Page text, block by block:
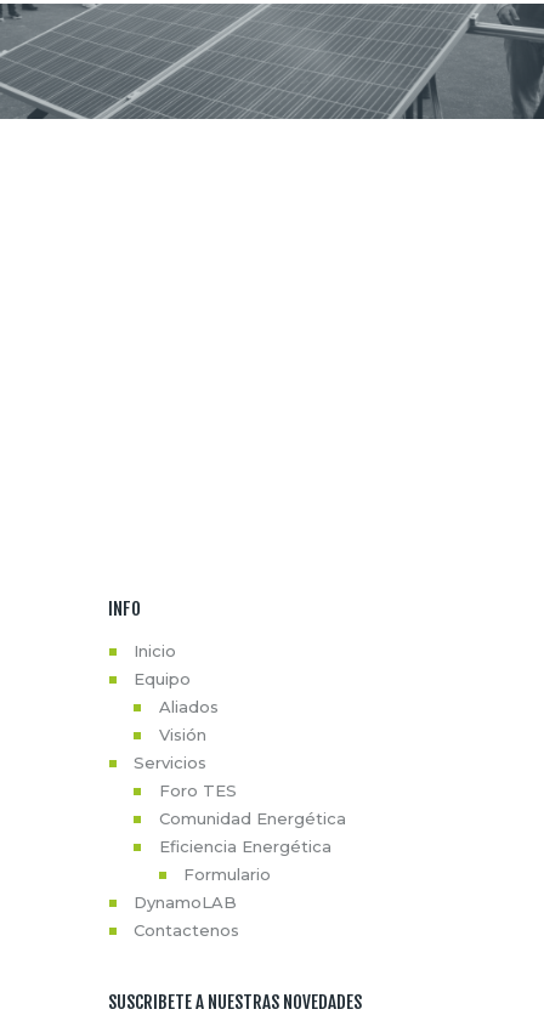
INFO
Inicio
Equipo
Aliados
Visión
Servicios
Foro TES
Comunidad Energética
Eficiencia Energética
Formulario
DynamoLAB
Contactenos
SUSCRIBETE A NUESTRAS NOVEDADES